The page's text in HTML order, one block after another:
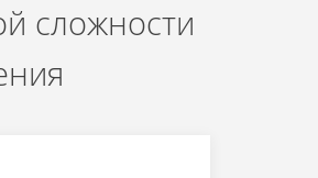
сложности